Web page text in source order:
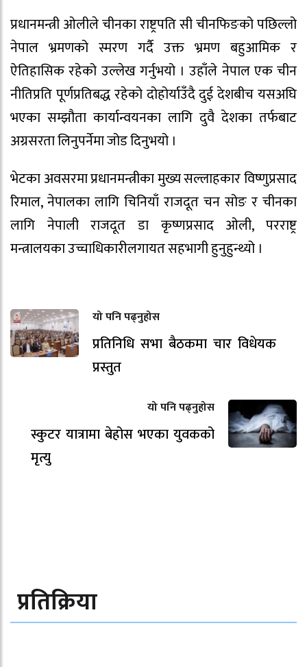
प्रधानमन्त्री ओलीले चीनका राष्ट्रपति सी चीनफिङको पछिल्लो
नेपाल भ्रमणको स्मरण गर्दै उक्त भ्रमण बहुआमिक र
ऐतिहासिक रहेको उल्लेख गर्नुभयो । उहाँले नेपाल एक चीन
नीतिप्रति पूर्णप्रतिबद्ध रहेको दोहोर्याउँदै दुई देशबीच यसअघि
भएका सम्झौता कार्यान्वयनका लागि दुवै देशका तर्फबाट
अग्रसरता लिनुपर्नेमा जोड दिनुभयो ।
भेटका अवसरमा प्रधानमन्त्रीका मुख्य सल्लाहकार विष्णुप्रसाद
रिमाल, नेपालका लागि चिनियाँ राजदूत चन सोङ र चीनका
लागि नेपाली राजदूत डा कृष्णप्रसाद ओली, परराष्ट्र
मन्त्रालयका उच्चाधिकारीलगायत सहभागी हुनुहुन्थ्यो ।
यो पनि पढ्नुहोस
प्रतिनिधि सभा बैठकमा चार विधेयक
प्रस्तुत
यो पनि पढ्नुहोस
स्कुटर यात्रामा बेहोस भएका युवकको
मृत्यु
प्रतिक्रिया